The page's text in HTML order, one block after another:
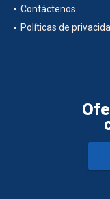
Contáctenos
Políticas de